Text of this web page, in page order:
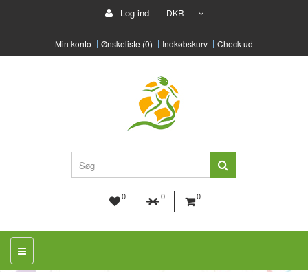
Log ind DKR
Min konto Ønskeliste (0) Indkøbskurv Check ud
0 0 0